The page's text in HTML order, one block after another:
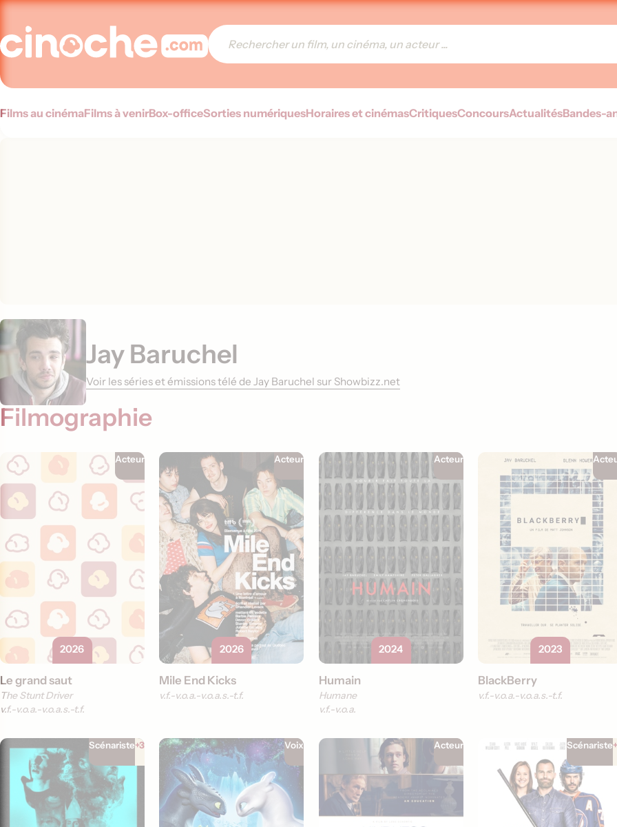
Films au cinémaFilms à venirBox-officeSorties numériquesHoraires et cinémasCritiquesConcoursActualitésBandes-
Jay Baruchel
Voir les séries et émissions télé de Jay Baruchel sur Showbizz.net
Filmographie
Acteur
2026
Le grand saut
The Stunt Driver
v.f. v.o.a. v.o.a.s.-t.f.
Acteur
2026
Mile End Kicks
v.f. v.o.a. v.o.a.s.-t.f.
Acteur
2024
Humain
Humane
v.f. v.o.a.
2023
BlackBerry
v.f. v.o.a. v.o.a.s.-t.f.
Scénariste+3 Voix Acteur Scénariste